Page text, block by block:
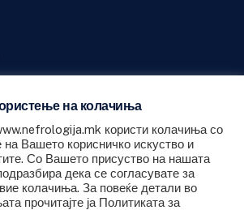
© 2026 ЈЗУ Универзитетска клиника за
на колачиња
користи колачиња со
Вашето корисничко искуство и
Со Вашето присуство на нашата
дека се согласувате за
колачиња. За повеќе детали во
прочитајте ја Политиката за